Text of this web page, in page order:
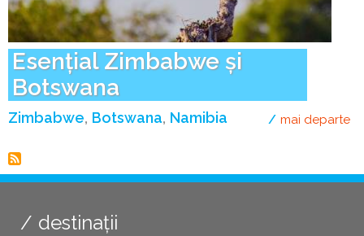
Esențial Zimbabwe și
Botswana
Zimbabwe Botswana Namibia mai departe
destinații